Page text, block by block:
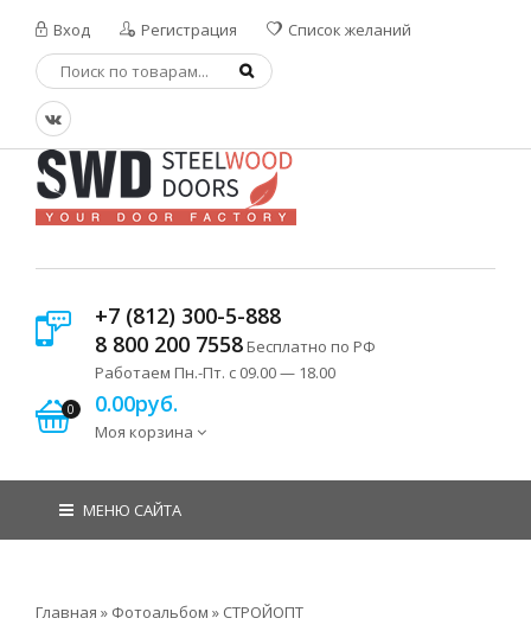
Вход Регистрация Список желаний
+7 (812) 300-5-888
8 800 200 7558 Бесплатно по РФ
Работаем Пн.-Пт. с 09.00 — 18.00
0 0.00руб.
Моя корзина
МЕНЮ САЙТА
Главная » Фотоальбом » СТРОЙОПТ